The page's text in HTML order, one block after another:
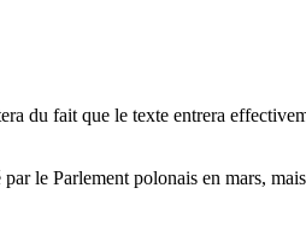
du fait que le texte entrera
le Parlement polonais en mars,